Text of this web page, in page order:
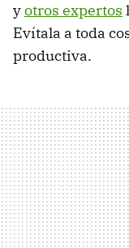
yotros expertos
Evítala a toda
productiva.